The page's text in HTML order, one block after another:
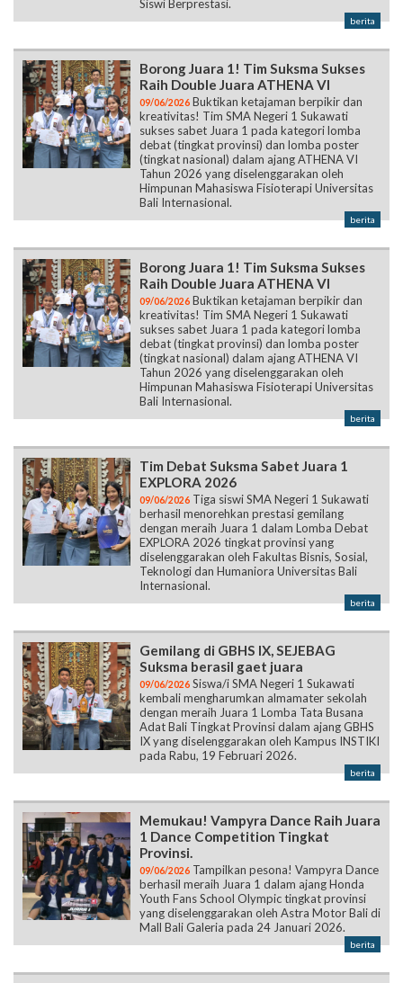
Siswi Berprestasi.
berita
Borong Juara 1! Tim Suksma Sukses
Raih Double Juara ATHENA VI
09/06/2026 Buktikan ketajaman berpikir dan
kreativitas! Tim SMA Negeri 1 Sukawati
sukses sabet Juara 1 pada kategori lomba
debat (tingkat provinsi) dan lomba poster
(tingkat nasional) dalam ajang ATHENA VI
Tahun 2026 yang diselenggarakan oleh
Himpunan Mahasiswa Fisioterapi Universitas
Bali Internasional.
berita
Borong Juara 1! Tim Suksma Sukses
Raih Double Juara ATHENA VI
09/06/2026 Buktikan ketajaman berpikir dan
kreativitas! Tim SMA Negeri 1 Sukawati
sukses sabet Juara 1 pada kategori lomba
debat (tingkat provinsi) dan lomba poster
(tingkat nasional) dalam ajang ATHENA VI
Tahun 2026 yang diselenggarakan oleh
Himpunan Mahasiswa Fisioterapi Universitas
Bali Internasional.
berita
Tim Debat Suksma Sabet Juara 1
EXPLORA 2026
09/06/2026 Tiga siswi SMA Negeri 1 Sukawati
berhasil menorehkan prestasi gemilang
dengan meraih Juara 1 dalam Lomba Debat
EXPLORA 2026 tingkat provinsi yang
diselenggarakan oleh Fakultas Bisnis, Sosial,
Teknologi dan Humaniora Universitas Bali
Internasional.
berita
Gemilang di GBHS IX, SEJEBAG
Suksma berasil gaet juara
09/06/2026 Siswa/i SMA Negeri 1 Sukawati
kembali mengharumkan almamater sekolah
dengan meraih Juara 1 Lomba Tata Busana
Adat Bali Tingkat Provinsi dalam ajang GBHS
IX yang diselenggarakan oleh Kampus INSTIKI
pada Rabu, 19 Februari 2026.
berita
Memukau! Vampyra Dance Raih Juara
1 Dance Competition Tingkat
Provinsi.
09/06/2026 Tampilkan pesona! Vampyra Dance
berhasil meraih Juara 1 dalam ajang Honda
Youth Fans School Olympic tingkat provinsi
yang diselenggarakan oleh Astra Motor Bali di
Mall Bali Galeria pada 24 Januari 2026.
berita